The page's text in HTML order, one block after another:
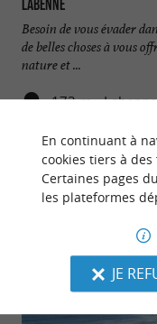
Labenne
Besoin de vous évader
de belles choses à vous
nature et ...
173 m - Labenne
NOUS
En continuant à
cookies tiers à des
Certaines pages
les plateformes
JE